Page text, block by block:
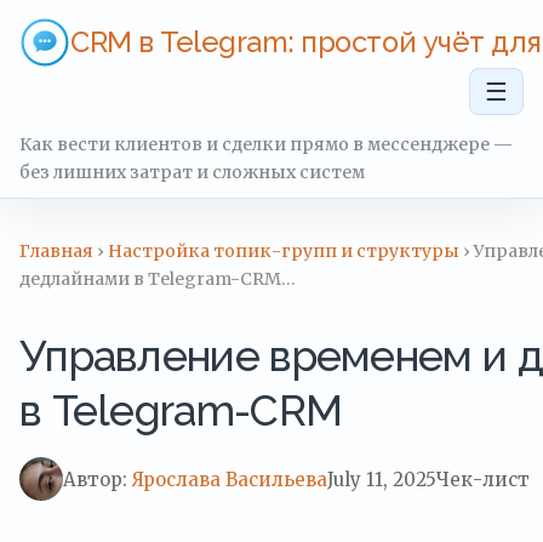
CRM в Telegram: простой учёт
☰
Как вести клиентов и сделки прямо в мессенджере —
без лишних затрат и сложных систем
Главная › Настройка топик-групп и структуры ›
дедлайнами в Telegram-CRM…
Управление временем и
в Telegram-CRM
Автор:Ярослава ВасильеваJuly 11, 2025Чек-лист